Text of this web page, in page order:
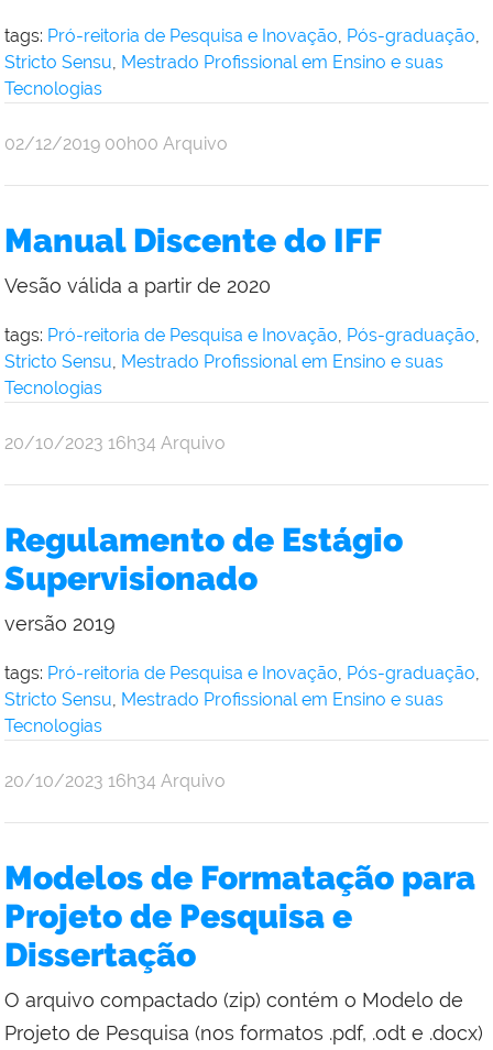
tags: Pró-reitoria de Pesquisa e Inovação, Pós-graduação,
Stricto Sensu, Mestrado Profissional em Ensino e suas
Tecnologias
por
publicado
02/12/2019 00h00 Arquivo
Manual Discente do IFF
Vesão válida a partir de 2020
tags: Pró-reitoria de Pesquisa e Inovação, Pós-graduação,
Stricto Sensu, Mestrado Profissional em Ensino e suas
Tecnologias
por
publicado
20/10/2023 16h34 Arquivo
Regulamento de Estágio
Supervisionado
versão 2019
tags: Pró-reitoria de Pesquisa e Inovação, Pós-graduação,
Stricto Sensu, Mestrado Profissional em Ensino e suas
Tecnologias
por
publicado
20/10/2023 16h34 Arquivo
Modelos de Formatação para
Projeto de Pesquisa e
Dissertação
O arquivo compactado (zip) contém o Modelo de
Projeto de Pesquisa (nos formatos .pdf, .odt e .docx)